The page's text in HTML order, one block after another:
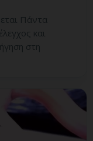
Πάντα
και
στη